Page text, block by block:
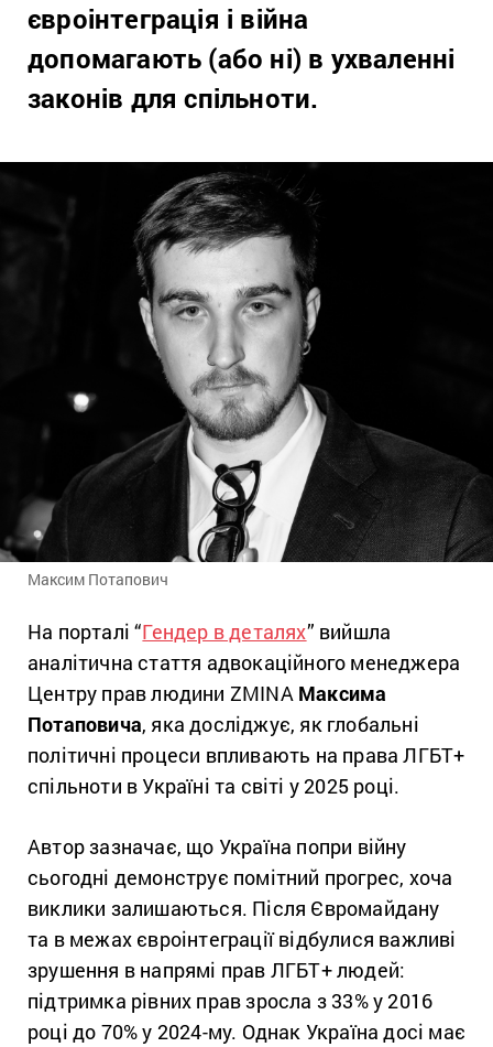
євроінтеграція і війна
допомагають (або ні) в ухваленні
законів для спільноти.
Максим Потапович
На порталі “Гендер в деталях” вийшла
аналітична стаття адвокаційного менеджера
Центру прав людини ZMINA Максима
Потаповича, яка досліджує, як глобальні
політичні процеси впливають на права ЛГБТ+
спільноти в Україні та світі у 2025 році.
Автор зазначає, що Україна попри війну
сьогодні демонструє помітний прогрес, хоча
виклики залишаються. Після Євромайдану
та в межах євроінтеграції відбулися важливі
зрушення в напрямі прав ЛГБТ+ людей:
підтримка рівних прав зросла з 33% у 2016
році до 70% у 2024-му. Однак Україна досі має